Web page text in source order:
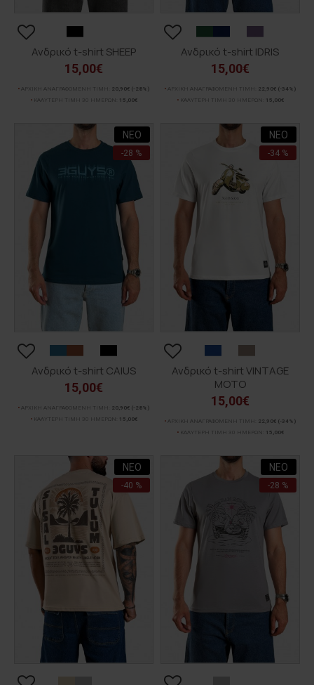
Ανδρικό t-shirt SHEEP
15,00€
ΑΡΧΙΚΗ ΑΝΑΓΡΑΦΟΜΕΝΗ ΤΙΜΗ: 20,90€ (-28%)
ΚΑΛΥΤΕΡΗ ΤΙΜΗ 30 ΗΜΕΡΩΝ:
15,00€
Ανδρικό t-shirt IDRIS
15,00€
ΑΡΧΙΚΗ ΑΝΑΓΡΑΦΟΜΕΝΗ ΤΙΜΗ: 22,90€ (-34%)
ΚΑΛΥΤΕΡΗ ΤΙΜΗ 30 ΗΜΕΡΩΝ:
15,00€
ΝΕΟ
-28 %
Ανδρικό t-shirt CAIUS
15,00€
ΑΡΧΙΚΗ ΑΝΑΓΡΑΦΟΜΕΝΗ ΤΙΜΗ: 20,90€ (-28%)
ΚΑΛΥΤΕΡΗ ΤΙΜΗ 30 ΗΜΕΡΩΝ:
15,00€
ΝΕΟ
-34 %
Ανδρικό t-shirt VINTAGE
MOTO
15,00€
ΑΡΧΙΚΗ ΑΝΑΓΡΑΦΟΜΕΝΗ ΤΙΜΗ: 22,90€ (-34%)
ΚΑΛΥΤΕΡΗ ΤΙΜΗ 30 ΗΜΕΡΩΝ:
15,00€
ΝΕΟ
-40 %
ΝΕΟ
-28 %